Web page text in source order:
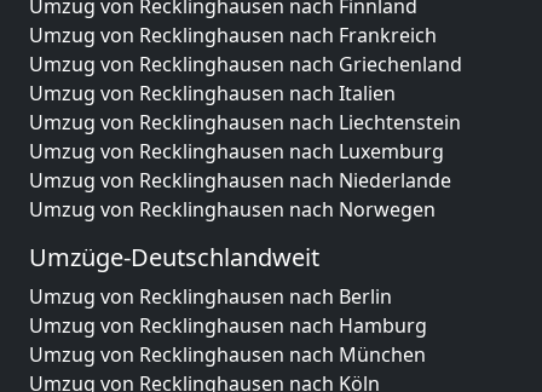
Umzug von Recklinghausen nach Finnland
Umzug von Recklinghausen nach Frankreich
Umzug von Recklinghausen nach Griechenland
Umzug von Recklinghausen nach Italien
Umzug von Recklinghausen nach Liechtenstein
Umzug von Recklinghausen nach Luxemburg
Umzug von Recklinghausen nach Niederlande
Umzug von Recklinghausen nach Norwegen
Umzüge-Deutschlandweit
Umzug von Recklinghausen nach Berlin
Umzug von Recklinghausen nach Hamburg
Umzug von Recklinghausen nach München
Umzug von Recklinghausen nach Köln